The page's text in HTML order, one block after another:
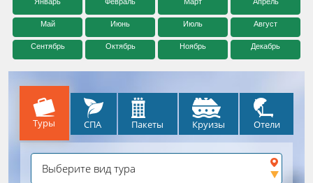
Май Июнь Июль Август
Сентябрь Октябрь Ноябрь Декабрь
Туры СПА Пакеты Круизы Отели